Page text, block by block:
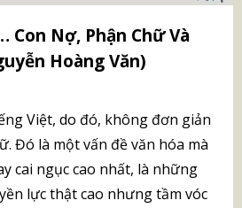
Con Nợ, Phận Chữ Và
Hoàng Văn)
Việt, do đó, không đơn giản
Đó là một vấn đề văn hóa mà
cai ngục cao nhất, là những
lực thật cao nhưng tầm vóc